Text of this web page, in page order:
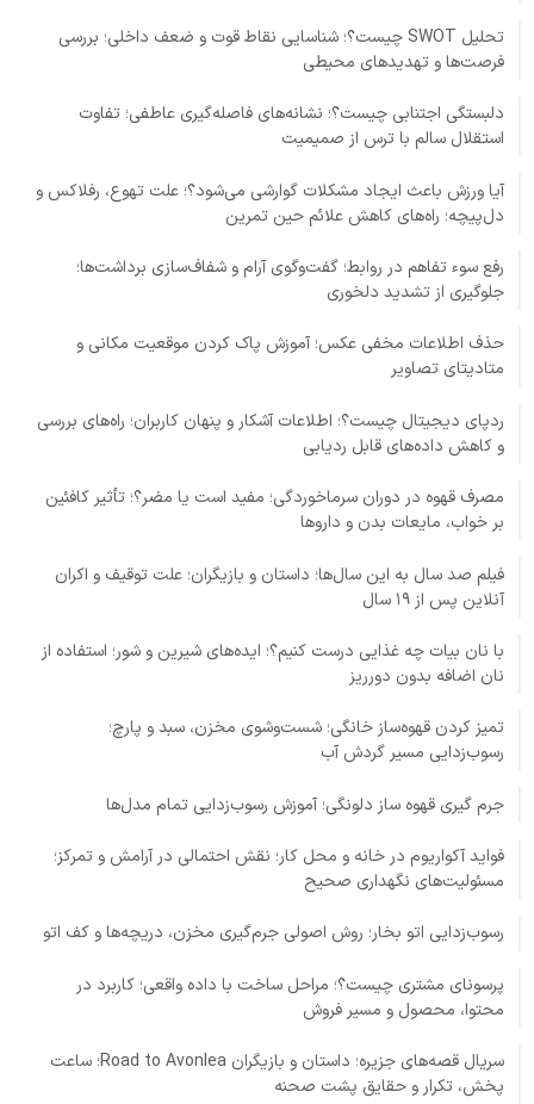
تحلیل SWOT چیست؟؛ شناسایی نقاط قوت و ضعف داخلی؛ بررسی
فرصت‌ها و تهدیدهای محیطی
دلبستگی اجتنابی چیست؟؛ نشانه‌های فاصله‌گیری عاطفی؛ تفاوت
استقلال سالم با ترس از صمیمیت
آیا ورزش باعث ایجاد مشکلات گوارشی می‌شود؟؛ علت تهوع، رفلاکس و
دل‌پیچه؛ راه‌های کاهش علائم حین تمرین
رفع سوء تفاهم در روابط؛ گفت‌وگوی آرام و شفاف‌سازی برداشت‌ها؛
جلوگیری از تشدید دلخوری
حذف اطلاعات مخفی عکس؛ آموزش پاک کردن موقعیت مکانی و
متادیتای تصاویر
ردپای دیجیتال چیست؟؛ اطلاعات آشکار و پنهان کاربران؛ راه‌های بررسی
و کاهش داده‌های قابل ردیابی
مصرف قهوه در دوران سرماخوردگی؛ مفید است یا مضر؟؛ تأثیر کافئین
بر خواب، مایعات بدن و داروها
فیلم صد سال به این سال‌ها؛ داستان و بازیگران؛ علت توقیف و اکران
آنلاین پس از ۱۹ سال
با نان بیات چه غذایی درست کنیم؟؛ ایده‌های شیرین و شور؛ استفاده از
نان اضافه بدون دورریز
تمیز کردن قهوه‌ساز خانگی؛ شست‌وشوی مخزن، سبد و پارچ؛
رسوب‌زدایی مسیر گردش آب
جرم گیری قهوه ساز دلونگی؛ آموزش رسوب‌زدایی تمام مدل‌ها
فواید آکواریوم در خانه و محل کار؛ نقش احتمالی در آرامش و تمرکز؛
مسئولیت‌های نگهداری صحیح
رسوب‌زدایی اتو بخار؛ روش اصولی جرم‌گیری مخزن، دریچه‌ها و کف اتو
پرسونای مشتری چیست؟؛ مراحل ساخت با داده واقعی؛ کاربرد در
محتوا، محصول و مسیر فروش
سریال قصه‌های جزیره؛ داستان و بازیگران Road to Avonlea؛ ساعت
پخش، تکرار و حقایق پشت صحنه